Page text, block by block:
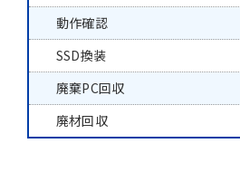
動作確認
SSD換装
廃棄PC回収
廃材回収